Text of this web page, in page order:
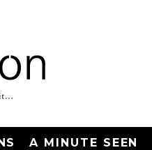
A MINUTE SEEN